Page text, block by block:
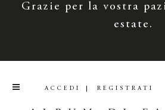
Grazie per la vostra
estate.
ACCEDI REGISTRATI